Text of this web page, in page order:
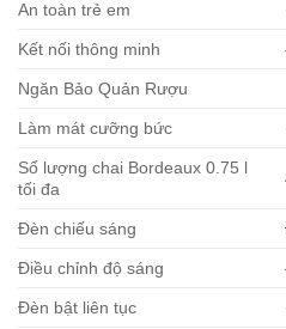
An toàn trẻ em
Kết nối thông minh
Ngăn Bảo Quản Rượu
Làm mát cưỡng bức
Số lượng chai Bordeaux 0.75 l
tối đa
Đèn chiếu sáng
Điều chỉnh độ sáng
Đèn bật liên tục